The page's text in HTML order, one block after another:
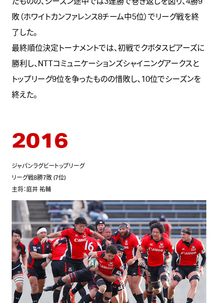
敗（ホワイトカンファレンス8チーム中5位）でリーグ戦を終
了した。
最終順位決定トーナメントでは、初戦でクボタスピアーズに
勝利し、NTTコミュニケーションズシャイニングアークスと
トップリーグ9位を争ったものの惜敗し、10位でシーズンを
終えた。
2016
ジャパンラグビートップリーグ
リーグ戦8勝7敗 (7位)
主将：庭井 祐輔